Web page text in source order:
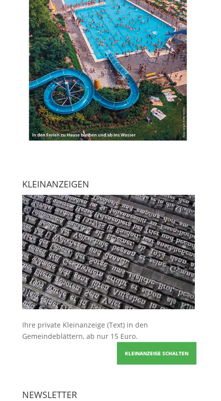
KLEINANZEIGEN
Ihre private Kleinanzeige (Text) in den
Gemeindeblättern, ab nur 15 Euro.
KLEINANZEIGE SCHALTEN
NEWSLETTER